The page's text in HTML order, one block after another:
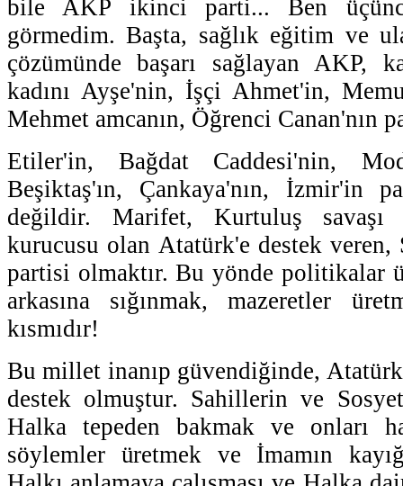
bile AKP ikinci parti... Ben
görmedim. Başta, sağlık eğitim ve
çözümünde başarı sağlayan AKP,
kadını Ayşe'nin, İşçi Ahmet'in,
Mehmet amcanın, Öğrenci Canan'nın
Etiler'in, Bağdat Caddesi'nin,
Beşiktaş'ın, Çankaya'nın, İzmir'in
değildir. Marifet, Kurtuluş savaşı
kurucusu olan Atatürk'e destek veren,
partisi olmaktır. Bu yönde politikalar
arkasına sığınmak, mazeretler
kısmıdır!
Bu millet inanıp güvendiğinde,
destek olmuştur. Sahillerin ve
Halka tepeden bakmak ve onları
söylemler üretmek ve İmamın